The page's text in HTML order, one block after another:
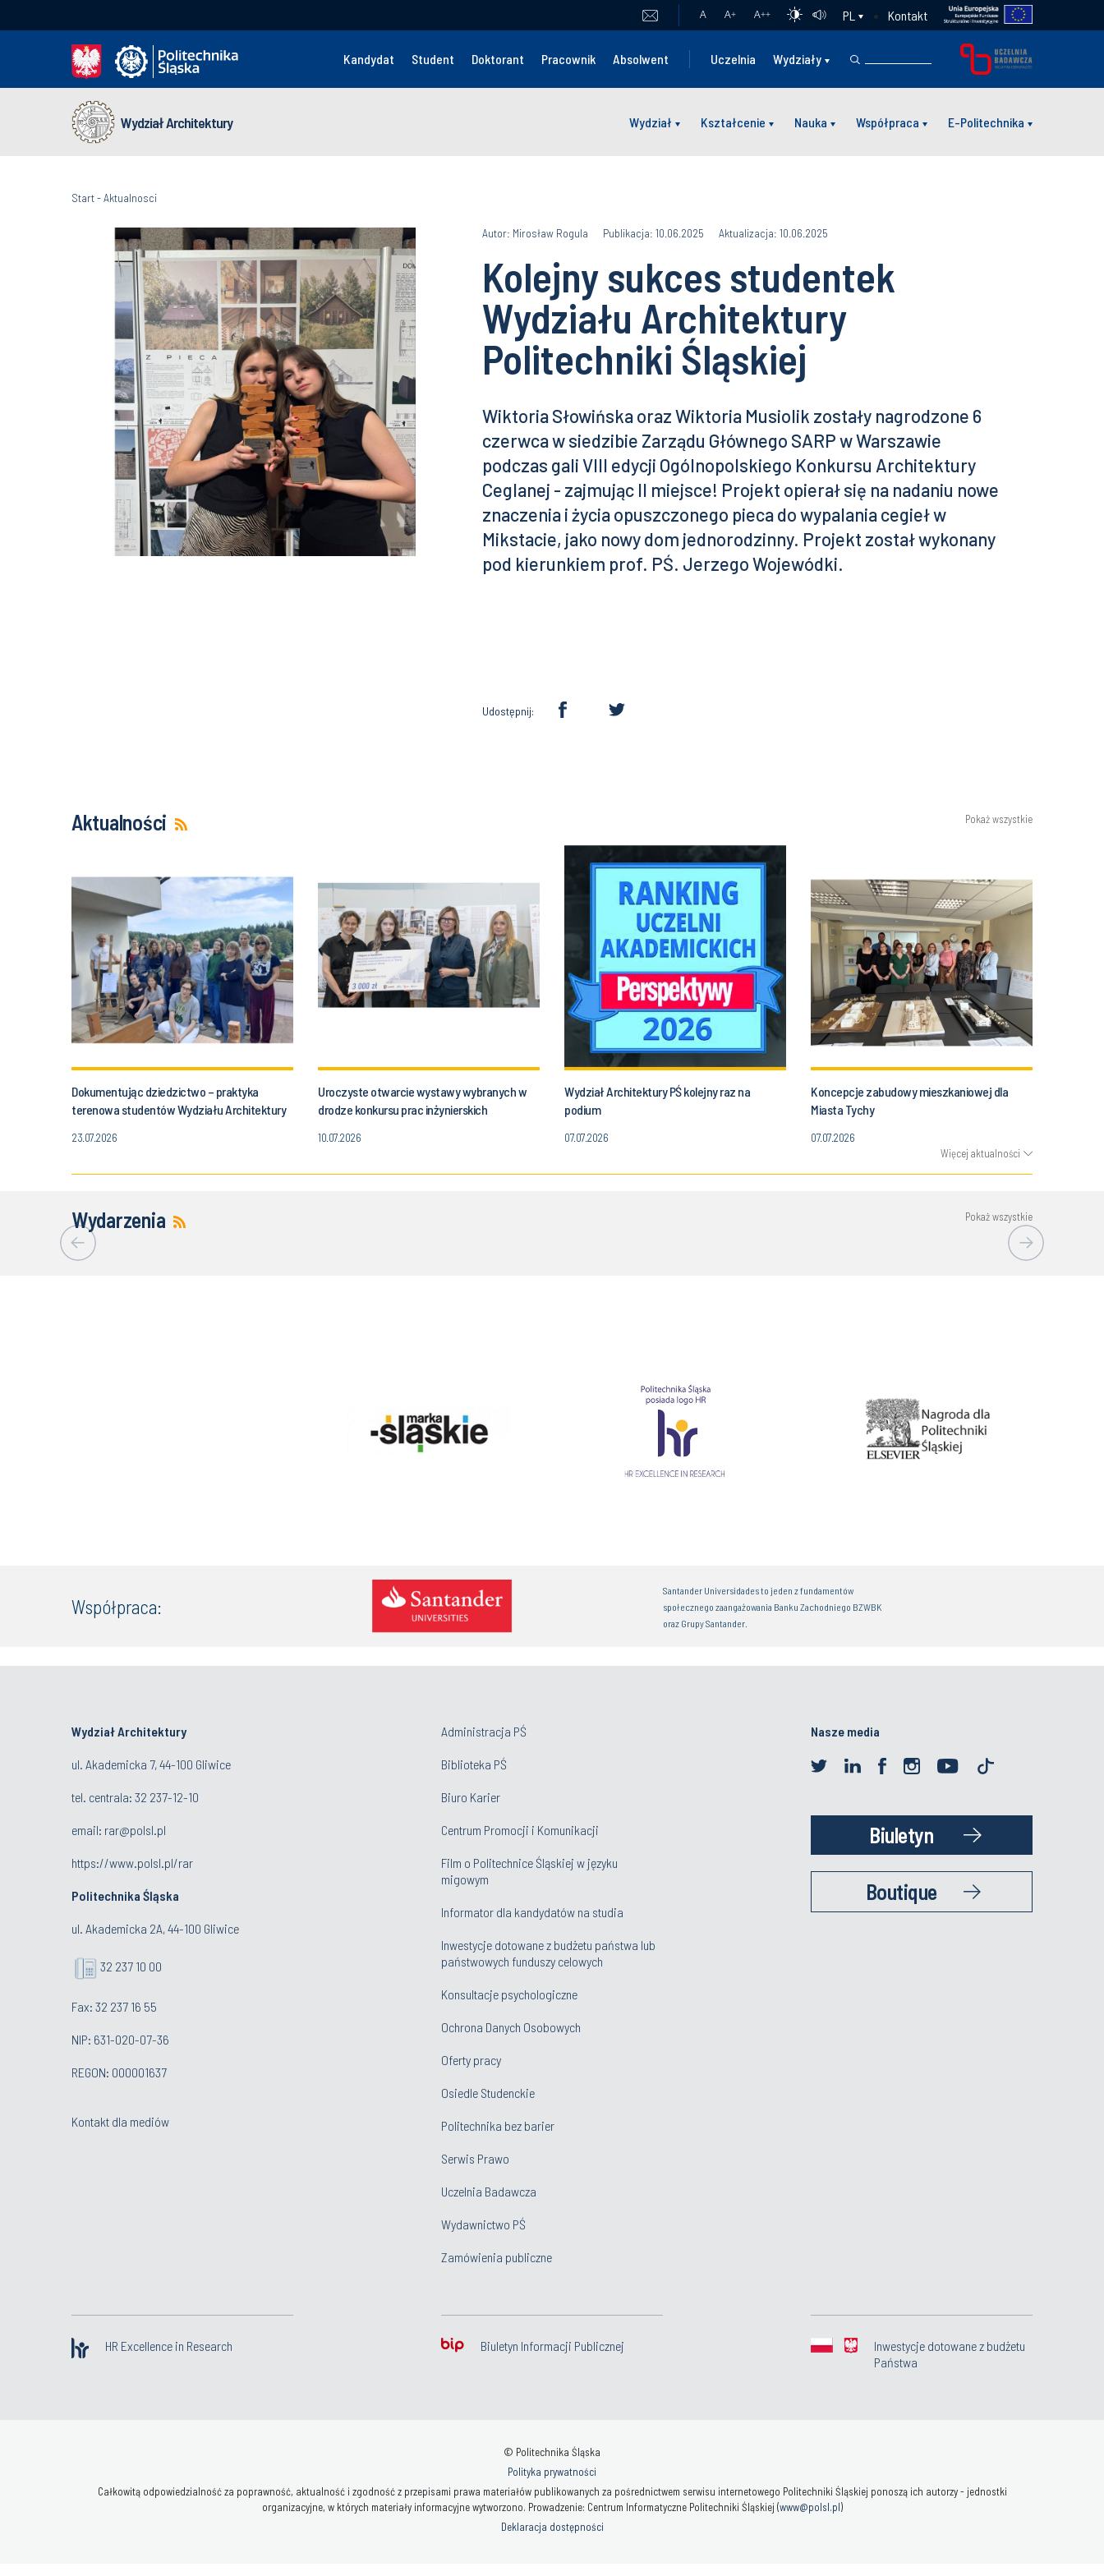
A A+ A++ PL Kontakt
Kandydat Student Doktorant Pracownik Absolwent Uczelnia Wydziały
Wydział Architektury Wydział Kształcenie Nauka Współpraca E-Politechnika
Start-Aktualnosci
Autor: Mirosław Rogula Publikacja: 10.06.2025 Aktualizacja: 10.06.2025
Kolejny sukces studentek
Wydziału Architektury
Politechniki Śląskiej
Wiktoria Słowińska oraz Wiktoria Musiolik zostały nagrodzone 6
czerwca w siedzibie Zarządu Głównego SARP w Warszawie
podczas gali VIII edycji Ogólnopolskiego Konkursu Architektury
Ceglanej - zajmując II miejsce! Projekt opierał się na nadaniu nowe
znaczenia i życia opuszczonego pieca do wypalania cegieł w
Mikstacie, jako nowy dom jednorodzinny. Projekt został wykonany
pod kierunkiem prof. PŚ. Jerzego Wojewódki.
Udostępnij:
Aktualności Pokaż wszystkie
Dokumentując dziedzictwo – praktyka
terenowa studentów Wydziału Architektury
23.07.2026
Uroczyste otwarcie wystawy wybranych w
drodze konkursu prac inżynierskich
10.07.2026
Wydział Architektury PŚ kolejny raz na
podium
07.07.2026
Koncepcje zabudowy mieszkaniowej dla
Miasta Tychy
07.07.2026
Więcej aktualności
Wydarzenia Pokaż wszystkie
Współpraca:
Santander Universidades to jeden z fundamentów
społecznego zaangażowania Banku Zachodniego BZWBK
oraz Grupy Santander.
Wydział Architektury
ul. Akademicka 7, 44-100 Gliwice
tel. centrala: 32 237-12-10
email: rar@polsl.pl
https://www.polsl.pl/rar
Politechnika Śląska
ul. Akademicka 2A, 44-100 Gliwice
32 237 10 00
Fax: 32 237 16 55
NIP: 631-020-07-36
REGON: 000001637
Kontakt dla mediów
Administracja PŚ
Biblioteka PŚ
Biuro Karier
Centrum Promocji i Komunikacji
Film o Politechnice Śląskiej w języku
migowym
Informator dla kandydatów na studia
Inwestycje dotowane z budżetu państwa lub
państwowych funduszy celowych
Konsultacje psychologiczne
Ochrona Danych Osobowych
Oferty pracy
Osiedle Studenckie
Politechnika bez barier
Serwis Prawo
Uczelnia Badawcza
Wydawnictwo PŚ
Zamówienia publiczne
Nasze media
Biuletyn
Boutique
HR Excellence in Research Biuletyn Informacji Publicznej
Inwestycje dotowane z budżetu
Państwa
© Politechnika Śląska
Polityka prywatności
Całkowitą odpowiedzialność za poprawność, aktualność i zgodność z przepisami prawa materiałów publikowanych za pośrednictwem serwisu internetowego Politechniki Śląskiej ponoszą ich autorzy - jednostki
organizacyjne, w których materiały informacyjne wytworzono. Prowadzenie: Centrum Informatyczne Politechniki Śląskiej (www@polsl.pl)
Deklaracja dostępności